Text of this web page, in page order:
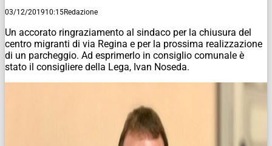
03/12/201910:15Redazione
Un accorato ringraziamento al sindaco per la chiusura del
centro migranti di via Regina e per la prossima realizzazione
di un parcheggio. Ad esprimerlo in consiglio comunale è
stato il consigliere della Lega, Ivan Noseda.